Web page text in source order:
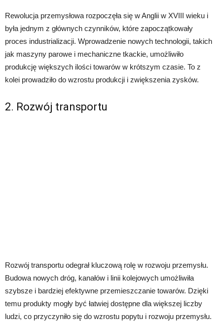
Rewolucja przemysłowa rozpoczęła się w Anglii w XVIII wieku i
była jednym z głównych czynników, które zapoczątkowały
proces industrializacji. Wprowadzenie nowych technologii, takich
jak maszyny parowe i mechaniczne tkackie, umożliwiło
produkcję większych ilości towarów w krótszym czasie. To z
kolei prowadziło do wzrostu produkcji i zwiększenia zysków.
2. Rozwój transportu
Rozwój transportu odegrał kluczową rolę w rozwoju przemysłu.
Budowa nowych dróg, kanałów i linii kolejowych umożliwiła
szybsze i bardziej efektywne przemieszczanie towarów. Dzięki
temu produkty mogły być łatwiej dostępne dla większej liczby
ludzi, co przyczyniło się do wzrostu popytu i rozwoju przemysłu.